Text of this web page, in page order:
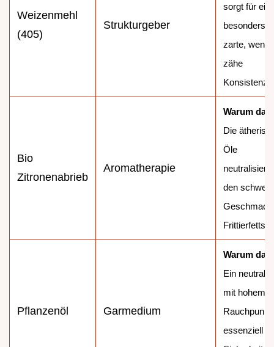
Weizenmehl
(405)
Strukturgeber
sorgt für
besonders
zarte, wenig
zähe
Konsistenz.
Bio
Zitronenabrieb
Aromatherapie
Warum
Die
Öle
den
Frittierfetts.
Pflanzenöl Garmedium
Warum
Ein
mit hohem
Rauchpunkt
essenziell